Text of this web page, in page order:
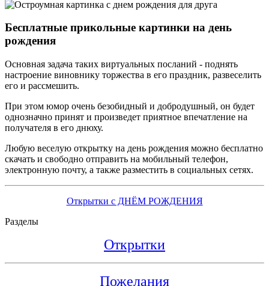
Бесплатные прикольные картинки на день
рождения
Основная задача таких виртуальных посланий - поднять
настроение виновнику торжества в его праздник, развеселить
его и рассмешить.
При этом юмор очень безобидный и добродушный, он будет
однозначно принят и произведет приятное впечатление на
получателя в его днюху.
Любую веселую открытку на день рождения можно бесплатно
скачать и свободно отправить на мобильный телефон,
электронную почту, а также разместить в социальных сетях.
Открытки с ДНЁМ РОЖДЕНИЯ
Разделы
Открытки
Пожелания